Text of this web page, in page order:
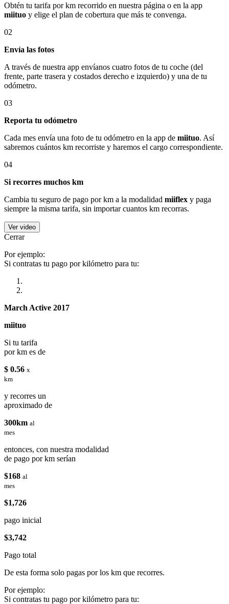
Obtén tu tarifa por km recorrido en nuestra página o en la app
miituo y elige el plan de cobertura que más te convenga.
02
Envía las fotos
A través de nuestra app envíanos cuatro fotos de tu coche (del
frente, parte trasera y costados derecho e izquierdo) y una de tu
odómetro.
03
Reporta tu odómetro
Cada mes envía una foto de tu odómetro en la app de miituo. Así
sabremos cuántos km recorriste y haremos el cargo correspondiente.
04
Si recorres muchos km
Cambia tu seguro de pago por km a la modalidad miiflex y paga
siempre la misma tarifa, sin importar cuantos km recorras.
Ver video
Cerrar
Por ejemplo:
Si contratas tu pago por kilómetro para tu:
March Active 2017
miituo
Si tu tarifa
por km es de
$ 0.56 x
km
y recorres un
aproximado de
300km al
mes
entonces, con nuestra modalidad
de pago por km serían
$168 al
mes
$1,726
pago inicial
$3,742
Pago total
De esta forma solo pagas por los km que recorres.
Por ejemplo:
Si contratas tu pago por kilómetro para tu: